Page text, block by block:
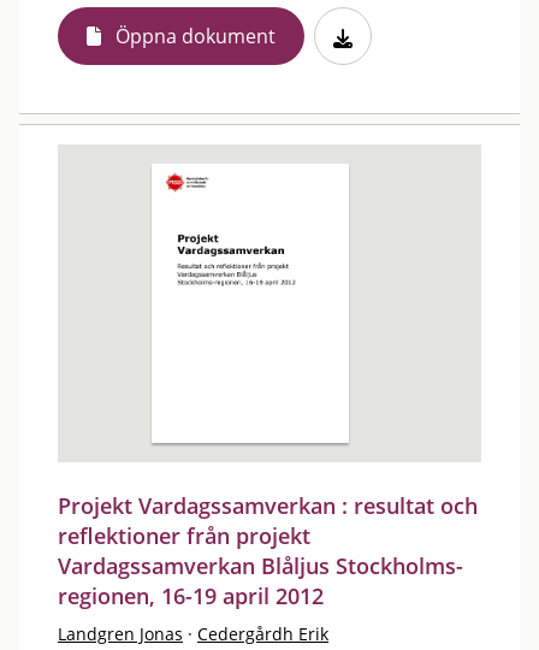
Öppna dokument
Projekt Vardagssamverkan : resultat och
reflektioner från projekt
Vardagssamverkan Blåljus Stockholms-
regionen, 16-19 april 2012
Landgren Jonas · Cedergårdh Erik